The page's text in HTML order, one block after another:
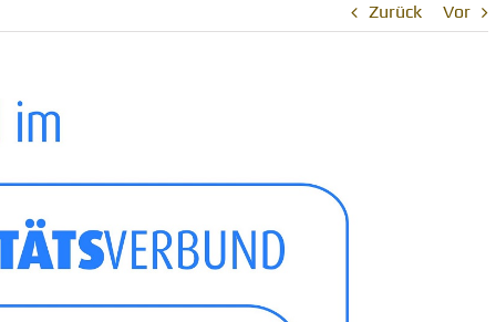
Zurück Vor